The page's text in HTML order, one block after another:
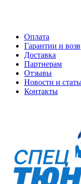
Оплата
Гарантии и
Доставка
Партнерам
Отзывы
Новости и
Контакты